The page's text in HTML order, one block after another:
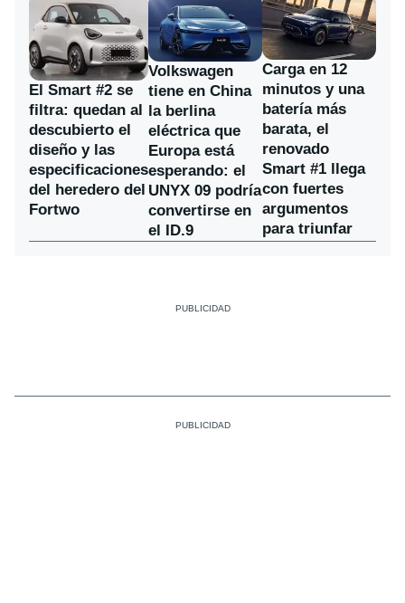
El Smart #2 se
filtra: quedan al
descubierto el
diseño y las
especificaciones
del heredero del
Fortwo
Volkswagen
tiene en China
la berlina
eléctrica que
Europa está
esperando: el
UNYX 09 podría
convertirse en
el ID.9
Carga en 12
minutos y una
batería más
barata, el
renovado
Smart #1 llega
con fuertes
argumentos
para triunfar